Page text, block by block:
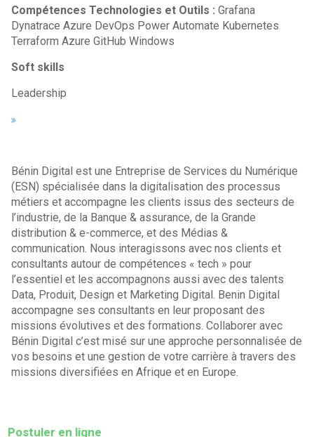
Compétences Technologies et Outils :Grafana
Dynatrace Azure DevOps Power Automate Kubernetes
Terraform Azure GitHub Windows
Soft skills
Leadership
Bénin Digital est une Entreprise de Services du Numérique
(ESN) spécialisée dans la digitalisation des processus
métiers et accompagne les clients issus des secteurs de
l’industrie, de la Banque & assurance, de la Grande
distribution & e-commerce, et des Médias &
communication. Nous interagissons avec nos clients et
consultants autour de compétences « tech » pour
l’essentiel et les accompagnons aussi avec des talents
Data, Produit, Design et Marketing Digital. Benin Digital
accompagne ses consultants en leur proposant des
missions évolutives et des formations. Collaborer avec
Bénin Digital c’est misé sur une approche personnalisée de
vos besoins et une gestion de votre carrière à travers des
missions diversifiées en Afrique et en Europe.
Postuler en ligne